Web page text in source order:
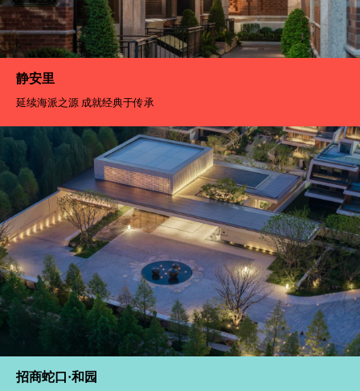
静安里
延续海派之源 成就经典于传承
招商蛇口·和园